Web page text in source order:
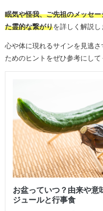
眠気や怪我、ご先祖のメッセ
た霊的な繋がりを詳しく解説し
心や体に現れるサインを見逃
ためのヒントをぜひ参考にして